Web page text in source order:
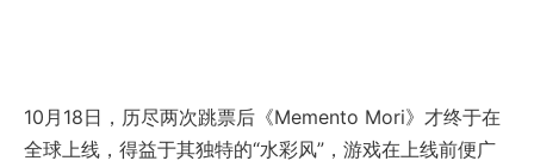
10月18日，历尽两次跳票后《Memento Mori》才终于在
全球上线，得益于其独特的“水彩风”，游戏在上线前便广